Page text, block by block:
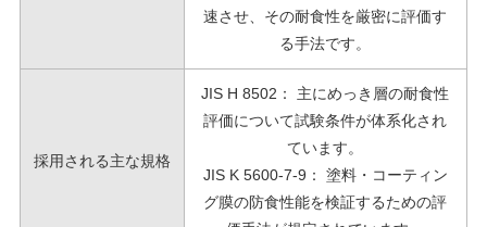
速させ、その耐食性を厳密に評価す
る手法です。
採用される主な規格
JIS H 8502： 主にめっき層の耐食性
評価について試験条件が体系化され
ています。
JIS K 5600-7-9： 塗料・コーティン
グ膜の防食性能を検証するための評